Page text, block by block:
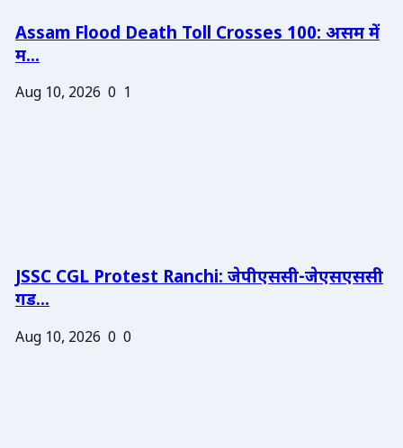
Assam Flood Death Toll Crosses 100: असम में
म...
Aug 10, 2026 0 1
JSSC CGL Protest Ranchi: जेपीएससी-जेएसएससी
गड...
Aug 10, 2026 0 0